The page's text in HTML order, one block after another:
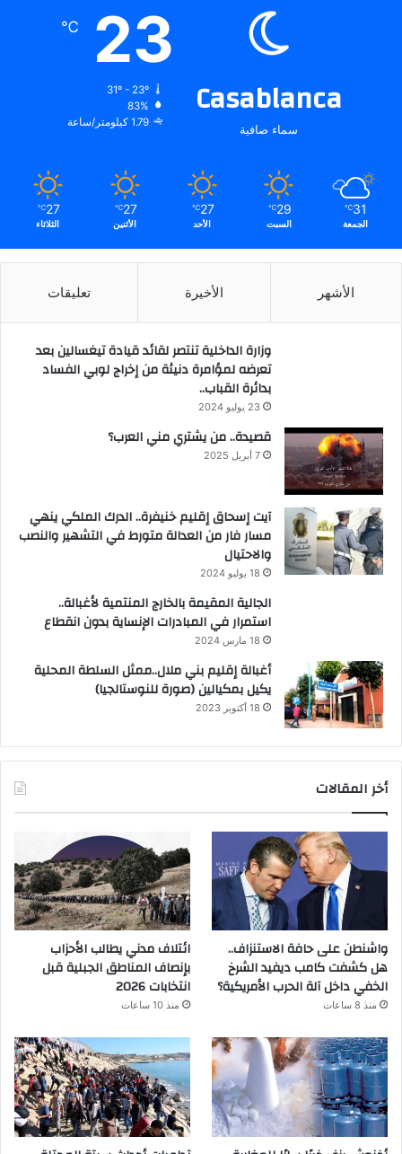
Casablanca
سماء صافية
23
℃
31º - 23º
83%
1.79 كيلومتر/ساعة
31
℃
الجمعة
29
℃
السبت
27
℃
الأحد
27
℃
الأثنين
27
℃
الثلاثاء
الأشهر الأخيرة تعليقات
وزارة الداخلية تنتصر لقائد قيادة تيغسالين بعد
تعرضه لمؤامرة دنيئة من إخراج لوبي الفساد
بدائرة القباب..
23 يوليو 2024
قصيدة.. من يشتري مني العرب؟
7 أبريل 2025
آيت إسحاق إقليم خنيفرة.. الدرك الملكي ينهي
مسار فار من العدالة متورط في التشهير والنصب
والاحتيال
18 يوليو 2024
الجالية المقيمة بالخارج المنتمية لأغبالة..
استمرار في المبادرات الإنساية بدون انقطاع
18 مارس 2024
أغبالة إقليم بني ملال..ممثل السلطة المحلية
يكيل بمكيالين (صورة للنوستالجيا)
18 أكتوبر 2023
أخر المقالات
واشنطن على حافة الاستنزاف..
هل كشفت كامب ديفيد الشرخ
الخفي داخل آلة الحرب الأمريكية؟
منذ 8 ساعات
ائتلاف مدني يطالب الأحزاب
بإنصاف المناطق الجبلية قبل
انتخابات 2026
منذ 10 ساعات